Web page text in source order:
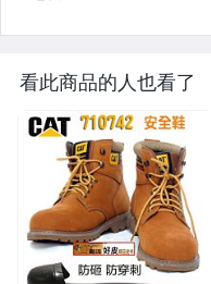
看此商品的人也看了